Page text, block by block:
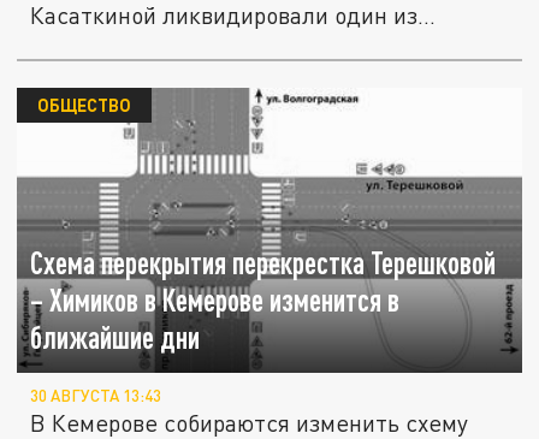
Касаткиной ликвидировали один из
Схема перекрытия перекрестка Терешковой
– Химиков в Кемерове изменится в
ближайшие дни
ОБЩЕСТВО
30 АВГУСТА 13:43
В Кемерове собираются изменить схему